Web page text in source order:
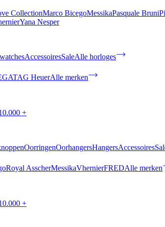
CollectionMarco BicegoMessikaPasquale Bruni
Yana Nesper
AccessoiresSaleAlle horloges
TAG HeuerAlle merken
+
OorringenOorhangersHangersAccessoires
Royal AsscherMessikaVhernierFREDAlle merken
+